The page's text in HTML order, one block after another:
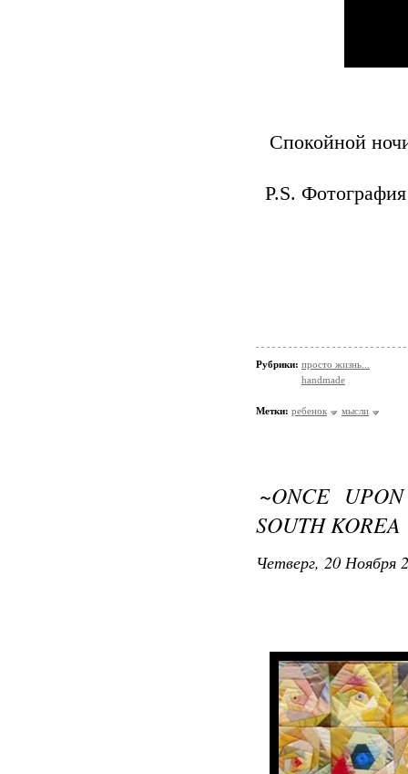
Спокойной
P.S.
Рубрики: просто жизнь...
handmade
Метки: ребенок мысли
~ONCE
SOUTH KOREA
Четверг, 20 Ноября